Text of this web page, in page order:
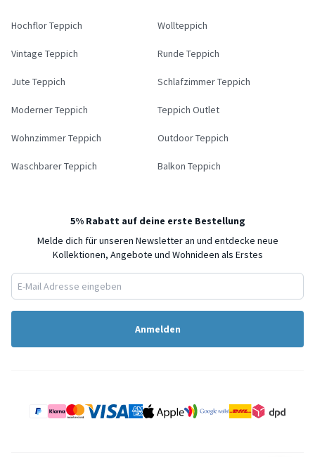
Hochflor Teppich Wollteppich
Vintage Teppich Runde Teppich
Jute Teppich Schlafzimmer Teppich
Moderner Teppich Teppich Outlet
Wohnzimmer Teppich Outdoor Teppich
Waschbarer Teppich Balkon Teppich
5% Rabatt auf deine erste Bestellung
Melde dich für unseren Newsletter an und entdecke neue
Kollektionen, Angebote und Wohnideen als Erstes
Anmelden